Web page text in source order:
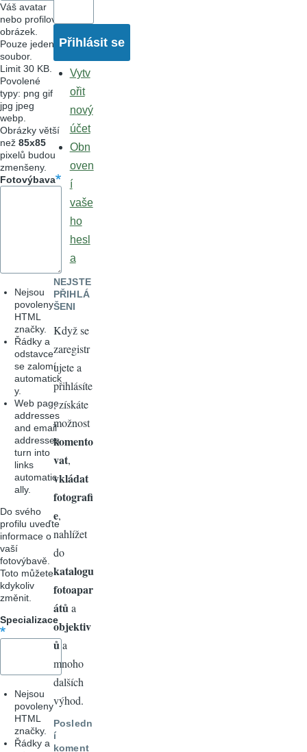
Váš avatar
nebo profilový
obrázek.
Pouze jeden
soubor.
Limit 30 KB.
Povolené
typy: png gif
jpg jpeg
webp.
Obrázky větší
než 85x85
pixelů budou
zmenšeny.
Fotovýbava
Nejsou
povoleny
HTML
značky.
Řádky a
odstavce
se zalomí
automatick
y.
Web page
addresses
and email
addresses
turn into
links
automatic
ally.
Do svého
profilu uveďte
informace o
vaší
fotovýbavě.
Toto můžete
kdykoliv
změnit.
Specializace
Nejsou
povoleny
HTML
značky.
Řádky a
Vytv
ořit
nový
účet
Obn
oven
í
vaše
ho
hesl
a
NEJSTE
PŘIHLÁ
ŠENI
Když se
zaregistr
ujete a
přihlásíte
, získáte
možnost
komento
vat,
vkládat
fotografi
e,
nahlížet
do
katalogu
fotoapar
átů a
objektiv
ůa
mnoho
dalších
výhod.
Posledn
í
koment